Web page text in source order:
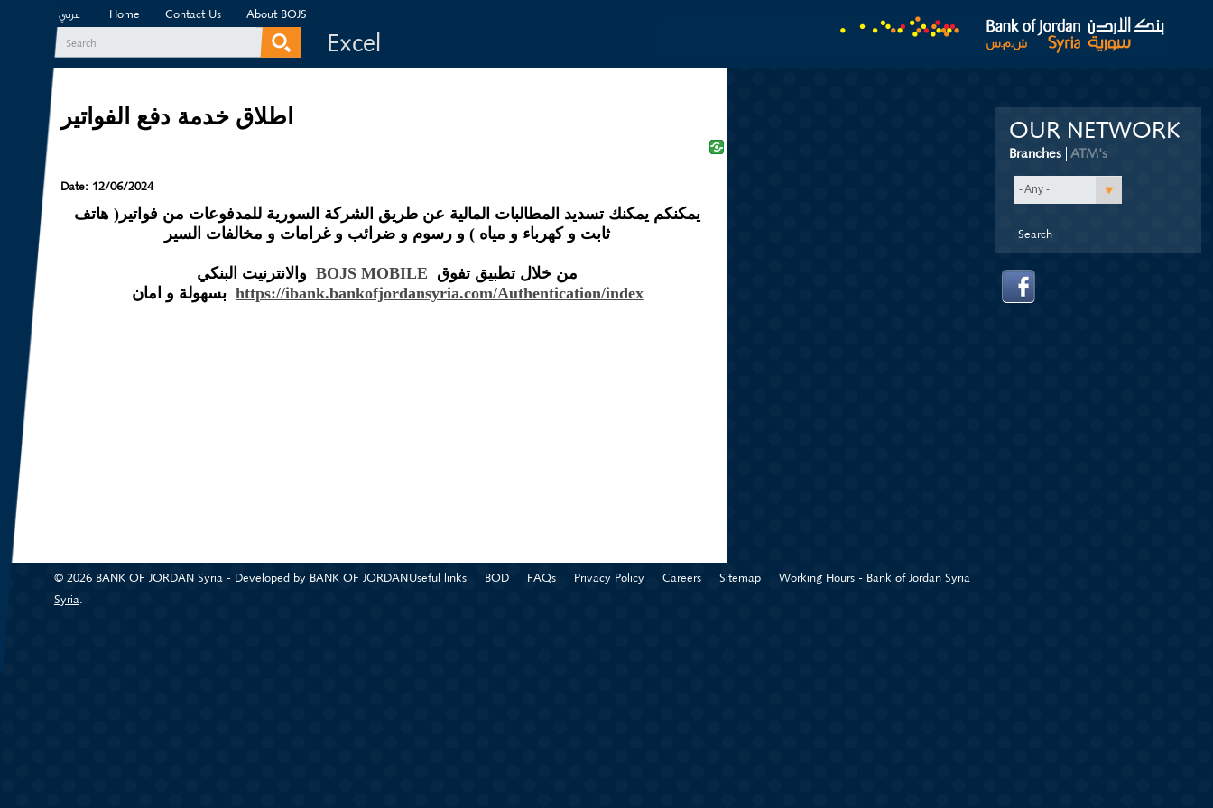
عربي Home Contact Us About BOJS
Search form
Search Excel
اطلاق خدمة دفع الفواتير
Date: 12/06/2024
يمكنكم يمكنك تسديد المطالبات المالية عن طريق الشركة السورية للمدفوعات من فواتير( هاتف
ثابت و كهرباء و مياه ) و رسوم و ضرائب و غرامات و مخالفات السير
من خلال تطبيق تفوق
والانترنيت البنكي
https://ibank.bankofjordansyria.com/Authentication/index بسهولة و امان
OUR NETWORK
Branches (active tab)
ATM's
- Any -
Useful links BOD FAQs Privacy Policy Careers Sitemap Working Hours - Bank of Jordan Syria
© 2026 BANK OF JORDAN Syria - Developed by BANK OF JORDAN
Syria(link is external)
.